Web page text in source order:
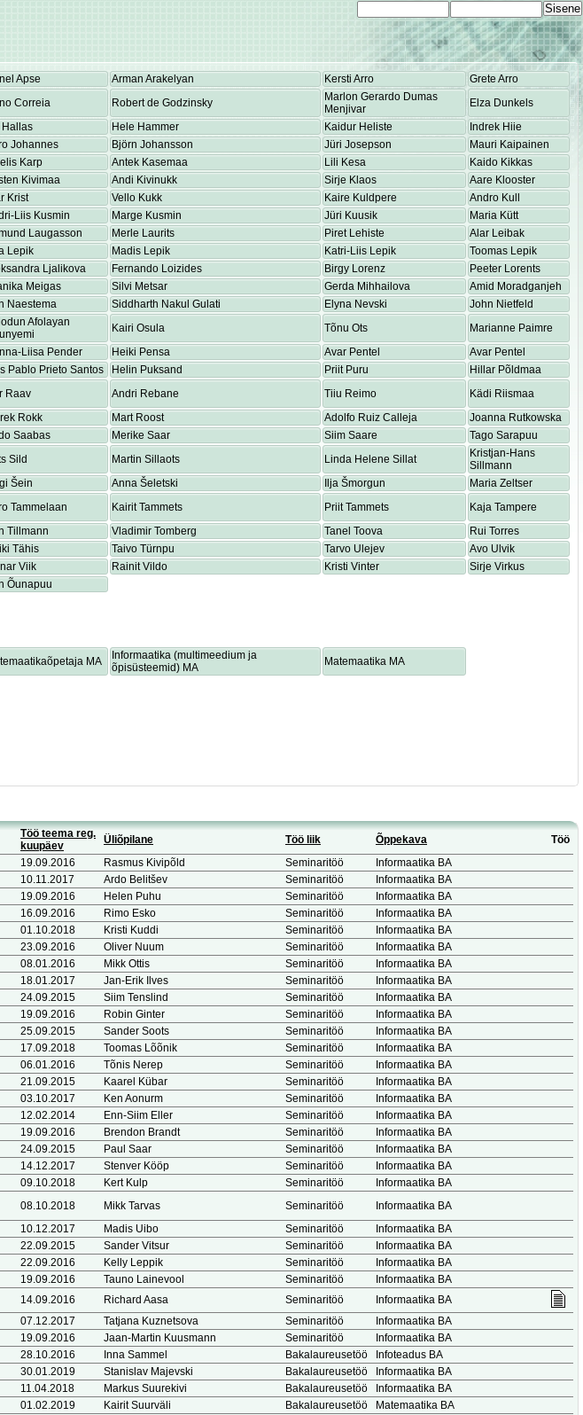
Apse Arman Arakelyan Kersti Arro
Grete Arro
Correia Robert de Godzinsky
Marlon Gerardo Dumas
Menjivar
Elza Dunkels
Hallas Hele Hammer Kaidur Heliste
Indrek Hiie
Johannes Björn Johansson Jüri Josepson
Mauri Kaipainen
Karp Antek Kasemaa Lili Kesa
Kaido Kikkas
Kivimaa Andi Kivinukk Sirje Klaos
Aare Klooster
Krist Vello Kukk Kaire Kuldpere
Andro Kull
Liis Kusmin Marge Kusmin Jüri Kuusik
Maria Kütt
Laugasson Merle Laurits Piret Lehiste
Alar Leibak
Lepik Madis Lepik Katri-Liis Lepik
Toomas Lepik
Ljalikova Fernando Loizides Birgy Lorenz
Peeter Lorents
Meigas Silvi Metsar Gerda Mihhailova
Amid Moradganjeh
Naestema Siddharth Nakul Gulati Elyna Nevski
John Nietfeld
Afolayan
Kairi Osula Tõnu Ots
Marianne Paimre
Liisa Pender Heiki Pensa Avar Pentel
Avar Pentel
Pablo Prieto Santos Helin Puksand Priit Puru
Hillar Põldmaa
Raav Andri Rebane Tiiu Reimo
Kädi Riismaa
Rokk Mart Roost Adolfo Ruiz Calleja
Joanna Rutkowska
Saabas Merike Saar Siim Saare
Tago Sarapuu
Sild Martin Sillaots Linda Helene Sillat
Kristjan-Hans
Sillmann
Šein Anna Šeletski Ilja Šmorgun
Maria Zeltser
Tammelaan Kairit Tammets Priit Tammets
Kaja Tampere
Tillmann Vladimir Tomberg Tanel Toova
Rui Torres
Tähis Taivo Türnpu Tarvo Ulejev
Avo Ulvik
Viik Rainit Vildo Kristi Vinter
Sirje Virkus
Õunapuu
MA
Informaatika (multimeedium ja
õpisüsteemid) MA
Matemaatika MA
Töö teema reg.
kuupäev
Üliõpilane Töö liik Õppekava
Töö
19.09.2016 Rasmus Kivipõld Seminaritöö
Informaatika BA
10.11.2017 Ardo Belitšev Seminaritöö
Informaatika BA
19.09.2016 Helen Puhu Seminaritöö
Informaatika BA
16.09.2016 Rimo Esko Seminaritöö
Informaatika BA
01.10.2018 Kristi Kuddi Seminaritöö
Informaatika BA
23.09.2016 Oliver Nuum Seminaritöö
Informaatika BA
08.01.2016 Mikk Ottis Seminaritöö
Informaatika BA
18.01.2017 Jan-Erik Ilves Seminaritöö
Informaatika BA
24.09.2015 Siim Tenslind Seminaritöö
Informaatika BA
19.09.2016 Robin Ginter Seminaritöö
Informaatika BA
25.09.2015 Sander Soots Seminaritöö
Informaatika BA
17.09.2018 Toomas Lõõnik Seminaritöö
Informaatika BA
06.01.2016 Tõnis Nerep Seminaritöö
Informaatika BA
21.09.2015 Kaarel Kübar Seminaritöö
Informaatika BA
03.10.2017 Ken Aonurm Seminaritöö
Informaatika BA
12.02.2014 Enn-Siim Eller Seminaritöö
Informaatika BA
19.09.2016 Brendon Brandt Seminaritöö
Informaatika BA
24.09.2015 Paul Saar Seminaritöö
Informaatika BA
14.12.2017 Stenver Kööp Seminaritöö
Informaatika BA
09.10.2018 Kert Kulp Seminaritöö
Informaatika BA
08.10.2018 Mikk Tarvas Seminaritöö
Informaatika BA
10.12.2017 Madis Uibo Seminaritöö
Informaatika BA
22.09.2015 Sander Vitsur Seminaritöö
Informaatika BA
22.09.2016 Kelly Leppik Seminaritöö
Informaatika BA
19.09.2016 Tauno Lainevool Seminaritöö
Informaatika BA
14.09.2016 Richard Aasa Seminaritöö
Informaatika BA
07.12.2017 Tatjana Kuznetsova Seminaritöö
Informaatika BA
19.09.2016 Jaan-Martin Kuusmann Seminaritöö
Informaatika BA
28.10.2016 Inna Sammel Bakalaureusetöö
Infoteadus BA
30.01.2019 Stanislav Majevski Bakalaureusetöö
Informaatika BA
11.04.2018 Markus Suurekivi Bakalaureusetöö
Informaatika BA
01.02.2019 Kairit Suurväli Bakalaureusetöö
Matemaatika BA